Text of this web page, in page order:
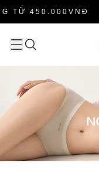
TỪ 450.000VNĐ